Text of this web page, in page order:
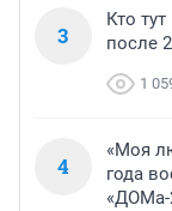
3
Кто
после
1
4
«Моя
года
«ДОМа-